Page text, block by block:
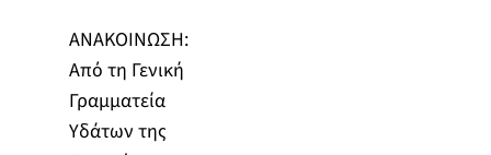
ΑΝΑΚΟΙΝΩΣΗ:
Από τη Γενική
Γραμματεία
Υδάτων της